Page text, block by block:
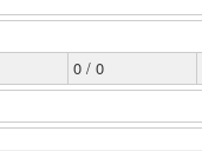
0 / 0